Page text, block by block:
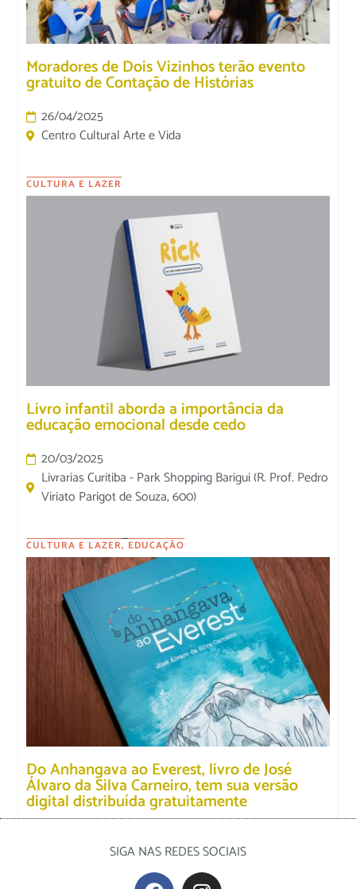
Moradores de Dois Vizinhos terão evento
gratuito de Contação de Histórias
26/04/2025
Centro Cultural Arte e Vida
CULTURA E LAZER
Livro infantil aborda a importância da
educação emocional desde cedo
20/03/2025
Livrarias Curitiba - Park Shopping Barigui (R. Prof. Pedro
Viriato Parigot de Souza, 600)
CULTURA E LAZER, EDUCAÇÃO
Do Anhangava ao Everest, livro de José
Álvaro da Silva Carneiro, tem sua versão
digital distribuída gratuitamente
SIGA NAS REDES SOCIAIS